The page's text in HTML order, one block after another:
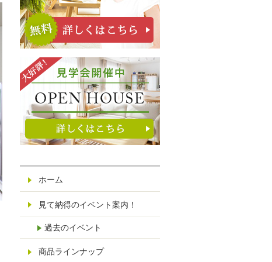
ホーム
見て納得のイベント案内！
過去のイベント
商品ラインナップ